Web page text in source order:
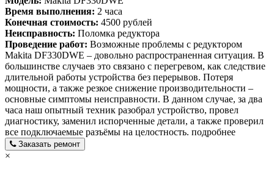
Время выполнения: 2 часа
Конечная стоимость: 4500 рублей
Неисправность: Поломка редуктора
Проведение работ: Возможные проблемы с редуктором
Makita DF330DWE – довольно распространенная ситуация. В
большинстве случаев это связано с перегревом, как следствие
длительной работы устройства без перерывов. Потеря
мощности, а также резкое снижение производительности –
основные симптомы неисправности. В данном случае, за два
часа наш опытный техник разобрал устройство, провел
диагностику, заменил испорченные детали, а также проверил
все подключаемые разъёмы на целостность. подробнее
Заказать ремонт
×